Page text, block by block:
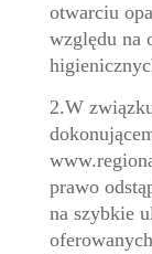
otwarciu
względu na
2.W
prawo
na szybkie